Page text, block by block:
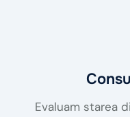
Evaluam starea